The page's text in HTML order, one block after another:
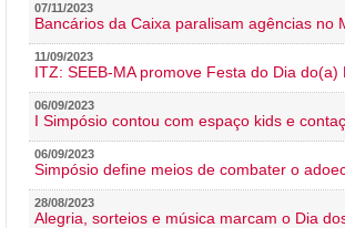
07/11/2023
Bancários da Caixa paralisam agências no
11/09/2023
ITZ: SEEB-MA promove Festa do Dia do(a)
06/09/2023
I Simpósio contou com espaço kids e
06/09/2023
Simpósio define meios de combater o
28/08/2023
Alegria, sorteios e música marcam o Dia